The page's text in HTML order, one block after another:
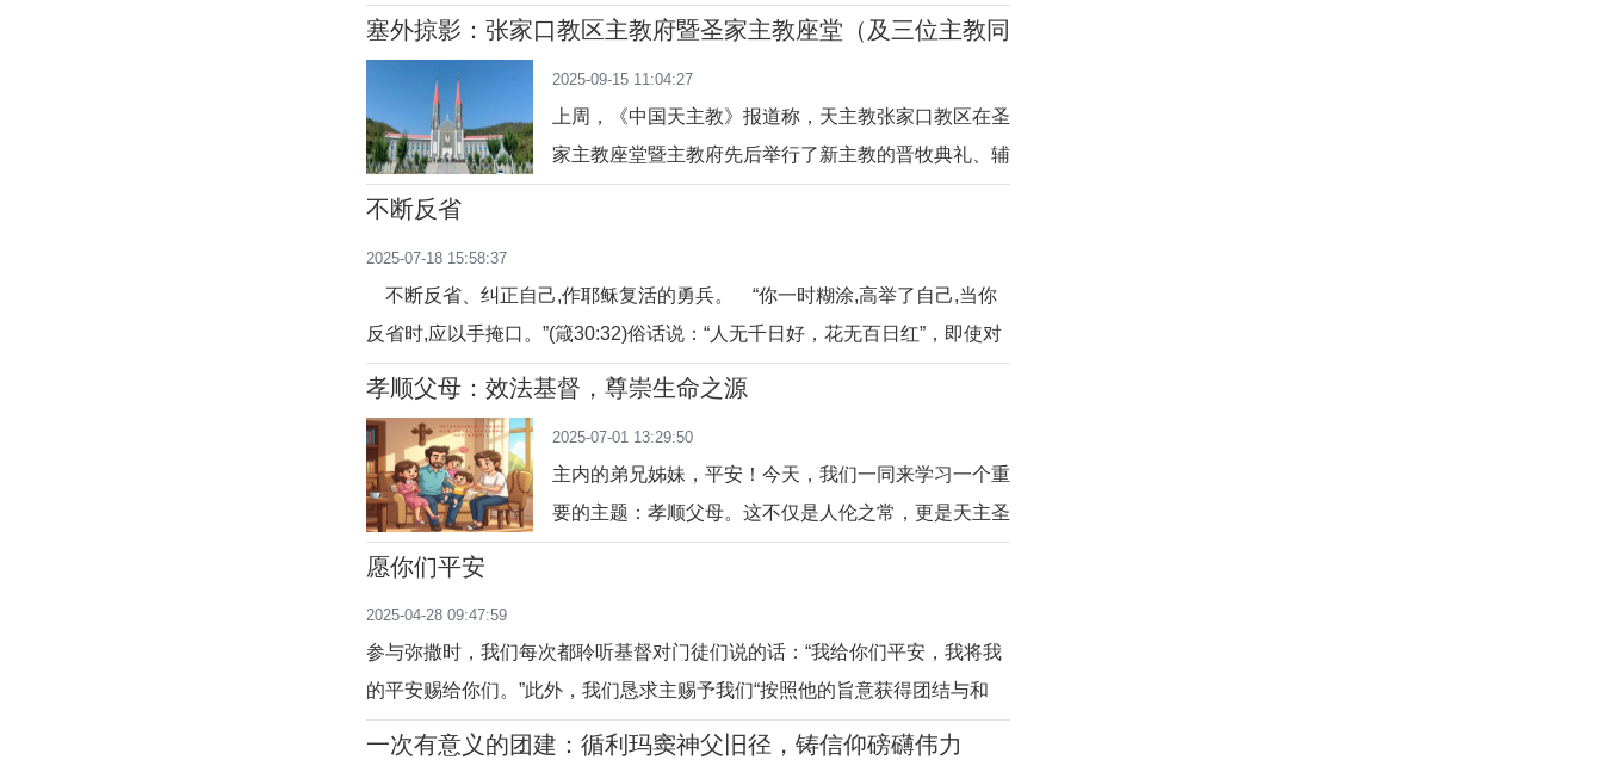
这个古老城市的主教座堂——圣柱圣母大殿朝圣，并且
分，当第一缕晨光亲吻西班牙萨拉戈萨的埃布罗河畔，
雄伟的圣柱圣母大殿便在柔和的光晕中苏醒。作为一名
朝圣者，我怀
塞外掠影：张家口教区主教府暨圣家主教座堂（及三位主教同
框）
2025-09-15 11:04:27
上周，《中国天主教》报道称，天主教张家口教区在圣
家主教座堂暨主教府先后举行了新主教的晋牧典礼、辅
组图片，希望能协助大家更近距离地感受与欣赏主教府
及圣家主教座堂
不断反省
2025-07-18 15:58:37
不断反省、纠正自己,作耶稣复活的勇兵。 “你一时糊涂,高举了自己,当你
反省时,应以手掩口。”(箴30:32)俗话说：“人无千日好，花无百日红”，即使对
自己要求非常严格、且能得心应手地控制自己的的人，在很长的时间内，也
孝顺父母：效法基督，尊崇生命之源
2025-07-01 13:29:50
主内的弟兄姊妹，平安！今天，我们一同来学习一个重
要的主题：孝顺父母。这不仅是人伦之常，更是天主圣
母，好使你在上主你的天主赐给你的地方，延年益
寿。」各位，请留意
愿你们平安
2025-04-28 09:47:59
参与弥撒时，我们每次都聆听基督对门徒们说的话：“我给你们平安，我将我
的平安赐给你们。”此外，我们恳求主赐予我们“按照他的旨意获得团结与和
平”，并赐予“我们这个时代和平”。每次基督在复活后向门徒显现时，都祝愿
一次有意义的团建：循利玛窦神父旧径，铸信仰磅礴伟力